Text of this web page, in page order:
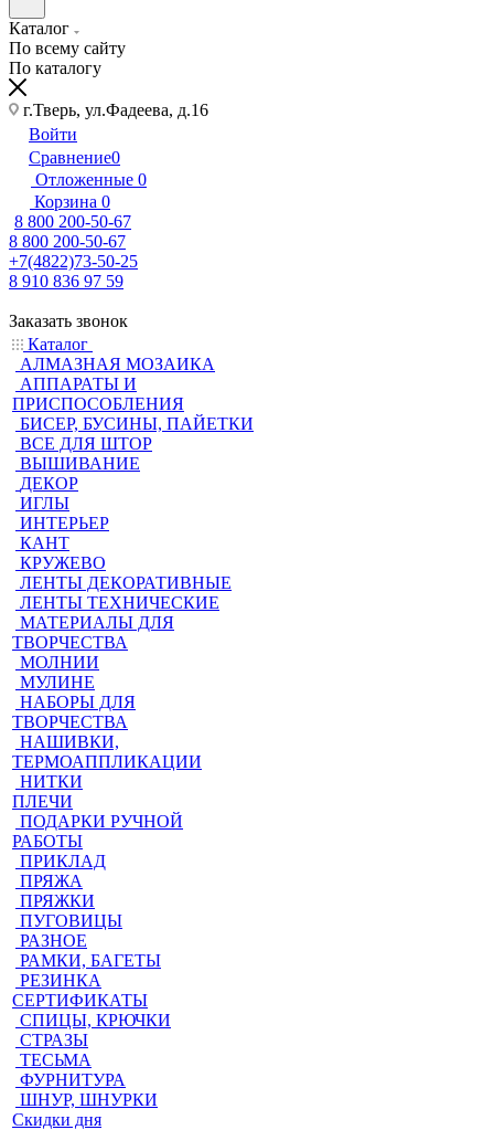
Каталог
По всему сайту
По каталогу
г.Тверь, ул.Фадеева, д.16
Войти
Сравнение0
Отложенные 0
Корзина 0
8 800 200-50-67
8 800 200-50-67
+7(4822)73-50-25
8 910 836 97 59
Заказать звонок
Каталог
АЛМАЗНАЯ МОЗАИКА
АППАРАТЫ И
ПРИСПОСОБЛЕНИЯ
БИСЕР, БУСИНЫ, ПАЙЕТКИ
ВСЕ ДЛЯ ШТОР
ВЫШИВАНИЕ
ДЕКОР
ИГЛЫ
ИНТЕРЬЕР
КАНТ
КРУЖЕВО
ЛЕНТЫ ДЕКОРАТИВНЫЕ
ЛЕНТЫ ТЕХНИЧЕСКИЕ
МАТЕРИАЛЫ ДЛЯ
ТВОРЧЕСТВА
МОЛНИИ
МУЛИНЕ
НАБОРЫ ДЛЯ
ТВОРЧЕСТВА
НАШИВКИ,
ТЕРМОАППЛИКАЦИИ
НИТКИ
ПЛЕЧИ
ПОДАРКИ РУЧНОЙ
РАБОТЫ
ПРИКЛАД
ПРЯЖА
ПРЯЖКИ
ПУГОВИЦЫ
РАЗНОЕ
РАМКИ, БАГЕТЫ
РЕЗИНКА
СЕРТИФИКАТЫ
СПИЦЫ, КРЮЧКИ
СТРАЗЫ
ТЕСЬМА
ФУРНИТУРА
ШНУР, ШНУРКИ
Скидки дня